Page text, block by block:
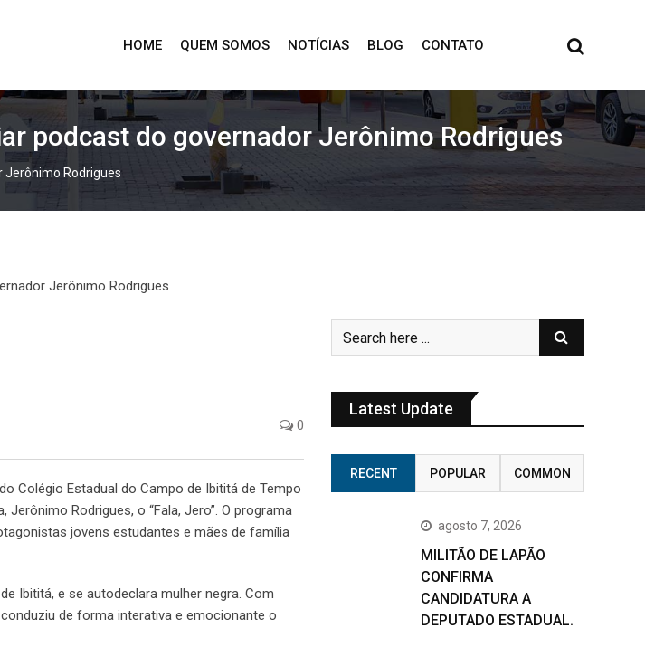
HOME QUEM SOMOS NOTÍCIAS BLOG CONTATO
podcast do governador Jerônimo Rodrigues
Jerônimo Rodrigues
0
Colégio Estadual do Campo de Ibititá de Tempo
Rodrigues, o “Fala, Jero”. O programa
jovens estudantes e mães de família
Ibititá, e se autodeclara mulher negra. Com
de forma interativa e emocionante o
Latest Update
RECENT POPULAR COMMON
agosto 7, 2026
MILITÃO DE LAPÃO
CONFIRMA
CANDIDATURA A
DEPUTADO ESTADUAL.